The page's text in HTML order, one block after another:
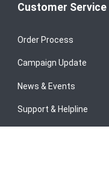
Customer Service
Order Process
Campaign Update
News & Events
Support & Helpline